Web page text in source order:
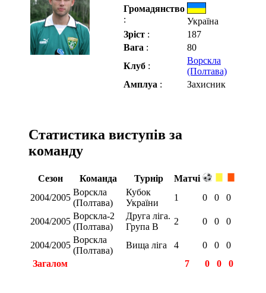
Громадянство
:
Україна
Зріст :
187
Вага :
80
Клуб :
Ворскла
(Полтава)
Амплуа : Захисник
Статистика виступів за
команду
Сезон Команда Турнір
Матчі
2004/2005
Ворскла
(Полтава)
Кубок
України
1 0 0 0
2004/2005
Ворскла-2
(Полтава)
Друга ліга.
Група В
2 0 0 0
2004/2005
Ворскла
(Полтава)
Вища ліга 4 0 0
0
Загалом
7 0 0 0